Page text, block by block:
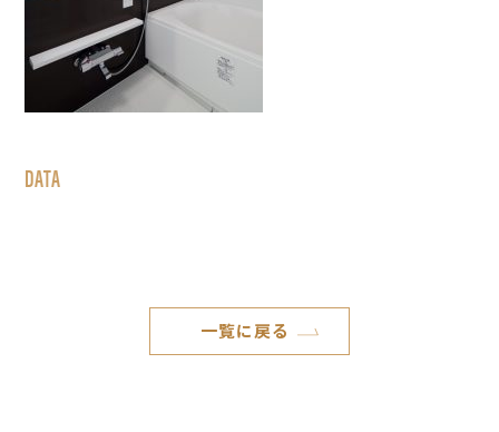
DATA
一覧に戻る